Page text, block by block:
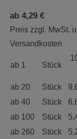
ab 4,29 €
Preis zzgl. MwSt.
Versandkosten
ab 1 Stück
ab 20
Stück
ab 40
Stück
ab 100
Stück
ab 260
Stück